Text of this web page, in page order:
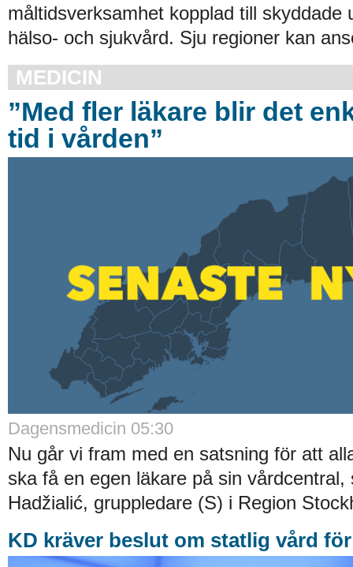
måltidsverksamhet kopplad till skyddade
hälso- och sjukvård. Sju regioner kan
MEDICIN
”Med fler läkare blir det
tid i vården”
Dagensmedicin 05:30
Nu går vi fram med en satsning för att
ska få en egen läkare på sin vårdcentral,
Hadžialić, gruppledare (S) i Region
KD kräver beslut om statlig vård